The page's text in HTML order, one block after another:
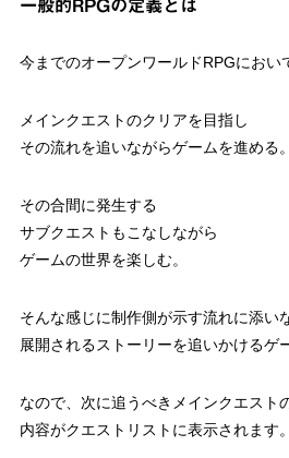
一般的RPGの定義とは
今までのオープンワールドRPGにおい
メインクエストのクリアを目指し
その流れを追いながらゲームを進める。
その合間に発生する
サブクエストもこなしながら
ゲームの世界を楽しむ。
そんな感じに制作側が示す流れに添い
展開されるストーリーを追いかけるゲ
なので、次に追うべきメインクエスト
内容がクエストリストに表示されます。